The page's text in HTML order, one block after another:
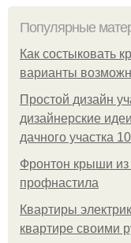
Популярные
Как состыковать
варианты
Простой дизайн
дизайнерские
дачного участка
Фронтон крыши
профнастила
Квартиры
квартире своими